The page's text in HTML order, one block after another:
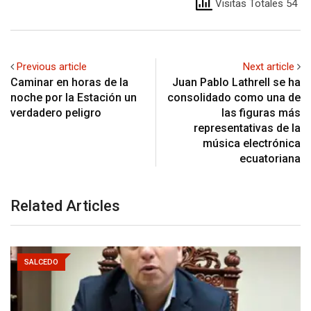
Visitas Totales 54
Previous article
Caminar en horas de la
noche por la Estación un
verdadero peligro
Next article
Juan Pablo Lathrell se ha
consolidado como una de
las figuras más
representativas de la
música electrónica
ecuatoriana
Related Articles
SALCEDO